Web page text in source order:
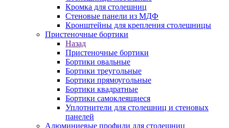
Кромка для столешниц
Стеновые панели из МДФ
Кронштейны для крепления столешницы
Пристеночные бортики
Назад
Пристеночные бортики
Бортики овальные
Бортики треугольные
Бортики прямоугольные
Бортики квадратные
Бортики самоклеящиеся
Уплотнители для столешниц и стеновых
панелей
Алюминиевые профили для столешниц